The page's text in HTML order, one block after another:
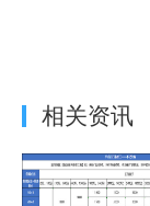
相关资讯